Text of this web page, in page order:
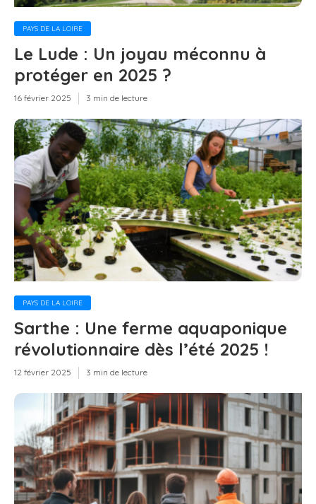
PAYS DE LA LOIRE
Le Lude : Un joyau méconnu à
protéger en 2025 ?
16 février 2025 3 min de lecture
PAYS DE LA LOIRE
Sarthe : Une ferme aquaponique
révolutionnaire dès l’été 2025 !
12 février 2025 3 min de lecture